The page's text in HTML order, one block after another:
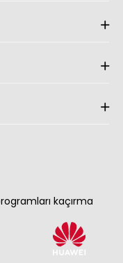
kaçırma